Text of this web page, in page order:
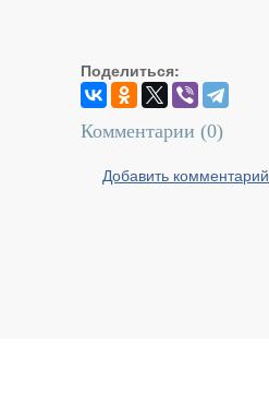
Поделиться:
Комментарии (0)
Добавить комментарий